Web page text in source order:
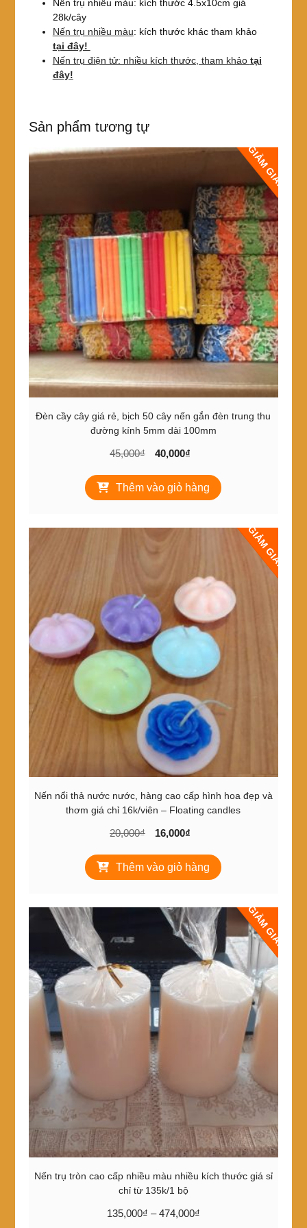
Nến trụ nhiều màu: kích thước 4.5x10cm giá
28k/cây
Nến trụ nhiều màu: kích thước khác tham khảo
tại đây!
Nến trụ điện tử: nhiều kích thước, tham khảo tại
đây!
Sản phẩm tương tự
GIẢM GIÁ!
Đèn cầy cây giá rẻ, bịch 50 cây nến gắn đèn trung thu
đường kính 5mm dài 100mm
45,000₫
Giá
là:
45,000₫.
40,000₫
tại
là:
Thêm vào giỏ hàng
GIẢM GIÁ!
Nến nổi thả nước nước, hàng cao cấp hình hoa đẹp và
thơm giá chỉ 16k/viên – Floating candles
20,000₫
Giá
là:
20,000₫.
16,000₫
tại
là:
Thêm vào giỏ hàng
GIẢM GIÁ!
Nến trụ tròn cao cấp nhiều màu nhiều kích thước giá sỉ
chỉ từ 135k/1 bộ
135,000₫ – 474,000₫Khoảng